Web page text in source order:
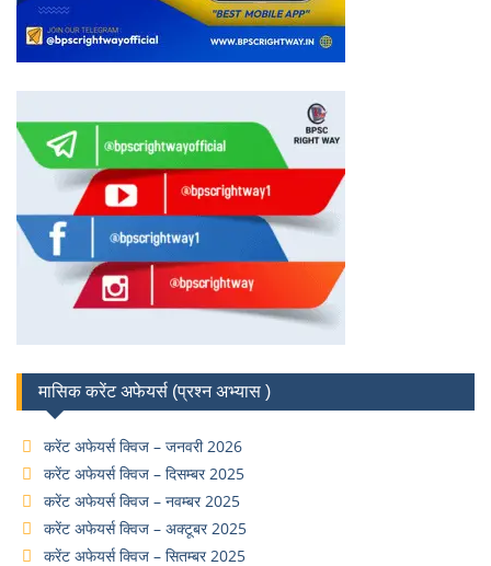
मासिक करेंट अफेयर्स (प्रश्न अभ्यास )
करेंट अफेयर्स क्विज – जनवरी 2026
करेंट अफेयर्स क्विज – दिसम्बर 2025
करेंट अफेयर्स क्विज – नवम्बर 2025
करेंट अफेयर्स क्विज – अक्टूबर 2025
करेंट अफेयर्स क्विज – सितम्बर 2025